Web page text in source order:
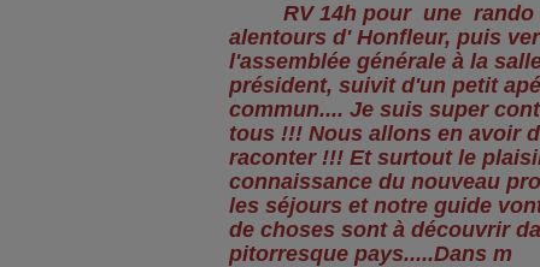
RV 14h pour une rando
alentours d' Honfleur, puis
l'assemblée générale à la
président, suivit d'un petit
commun.... Je suis super
tous !!! Nous allons en avoir
raconter !!! Et surtout le
connaissance du nouveau
les séjours et notre guide
de choses sont à découvrir
pitorresque pays.....Dans m